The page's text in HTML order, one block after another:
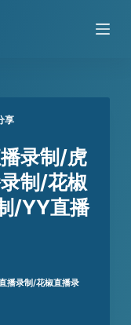
享
录制/虎
制/花椒
/YY直播
播录制/花椒直播录